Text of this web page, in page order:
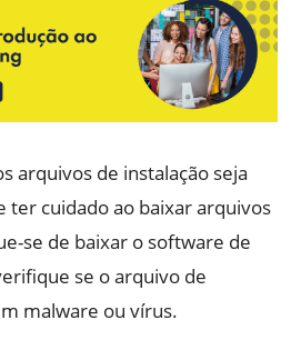
arquivos de instalação seja
ter cuidado ao baixar arquivos
se de baixar o software de
se o arquivo de
malware ou vírus.